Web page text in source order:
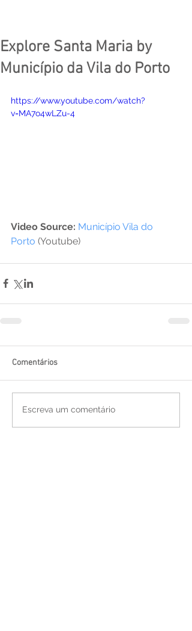
Explore Santa Maria by
Município da Vila do Porto
https://www.youtube.com/watch?
v=MA7o4wLZu-4
Video Source: Município Vila do
Porto (Youtube)
Comentários
Escreva um comentário